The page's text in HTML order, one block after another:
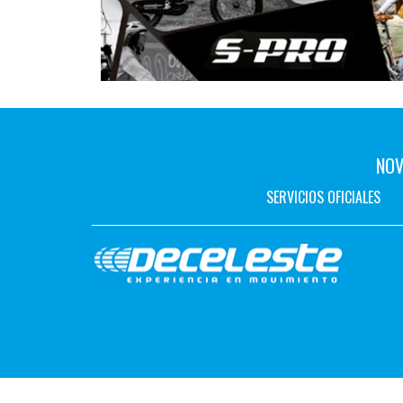
SERVICIOS OFICIALES